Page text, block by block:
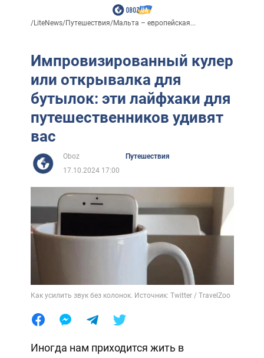
/LiteNews/Путешествия/Мальта – европейская...
Импровизированный кулер
или открывалка для
бутылок: эти лайфхаки для
путешественников удивят
вас
Oboz
Путешествия
17.10.2024 17:00
Как усилить звук без колонок. Источник: Twitter / TravelZoo
Иногда нам приходится жить в